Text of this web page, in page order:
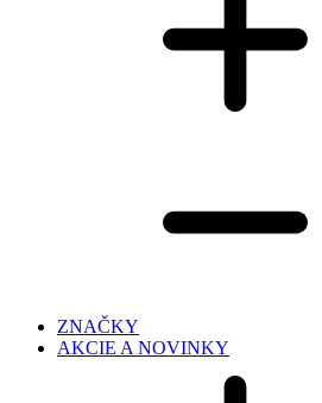
ZNAČKY
AKCIE A NOVINKY